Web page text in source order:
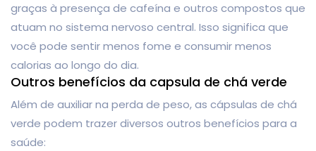
graças à presença de cafeína e outros compostos que
atuam no sistema nervoso central. Isso significa que
você pode sentir menos fome e consumir menos
calorias ao longo do dia.
Outros benefícios da capsula de chá verde
Além de auxiliar na perda de peso, as cápsulas de chá
verde podem trazer diversos outros benefícios para a
saúde: